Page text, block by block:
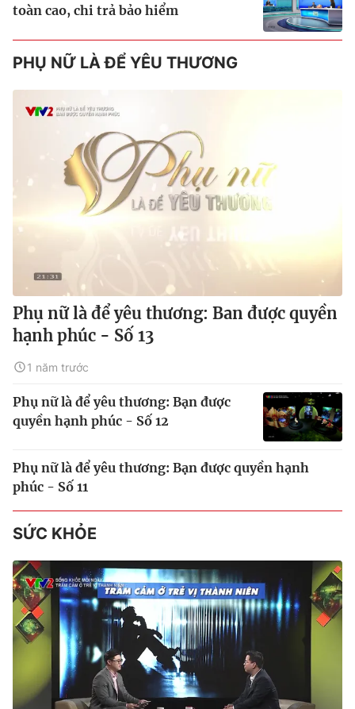
toàn cao, chi trả bảo hiểm
PHỤ NỮ LÀ ĐỂ YÊU THƯƠNG
Phụ nữ là để yêu thương: Ban được quyền
hạnh phúc - Số 13
1 năm trước
Phụ nữ là để yêu thương: Bạn được
quyền hạnh phúc - Số 12
Phụ nữ là để yêu thương: Bạn được quyền hạnh
phúc - Số 11
SỨC KHỎE